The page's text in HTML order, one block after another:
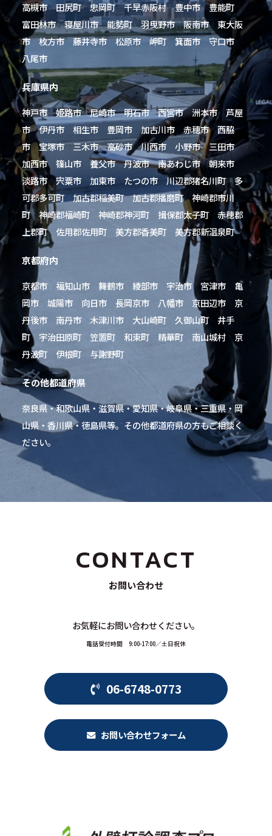
高槻市 田尻町 忠岡町 千早赤阪村 豊中市 豊能町
富田林市 寝屋川市 能勢町 羽曳野市 阪南市 東大阪
市 枚方市 藤井寺市 松原市 岬町 箕面市 守口市
八尾市
兵庫県内
神戸市 姫路市 尼崎市 明石市 西宮市 洲本市 芦屋
市 伊丹市 相生市 豊岡市 加古川市 赤穂市 西脇
市 宝塚市 三木市 高砂市 川西市 小野市 三田市
加西市 篠山市 養父市 丹波市 南あわじ市 朝来市
淡路市 宍粟市 加東市 たつの市 川辺郡猪名川町 多
可郡多可町 加古郡稲美町 加古郡播磨町 神崎郡市川
町 神崎郡福崎町 神崎郡神河町 揖保郡太子町 赤穂郡
上郡町 佐用郡佐用町 美方郡香美町 美方郡新温泉町
京都府内
京都市 福知山市 舞鶴市 綾部市 宇治市 宮津市 亀
岡市 城陽市 向日市 長岡京市 八幡市 京田辺市 京
丹後市 南丹市 木津川市 大山崎町 久御山町 井手
町 宇治田原町 笠置町 和束町 精華町 南山城村 京
丹波町 伊根町 与謝野町
その他都道府県
奈良県・和歌山県・滋賀県・愛知県・岐阜県・三重県・岡
山県・香川県・徳島県等。その他都道府県の方もご相談く
ださい。
CONTACT
お問い合わせ
お気軽にお問い合わせください。
電話受付時間 9:00-17:00／土日祝休
06-6748-0773
お問い合わせフォーム